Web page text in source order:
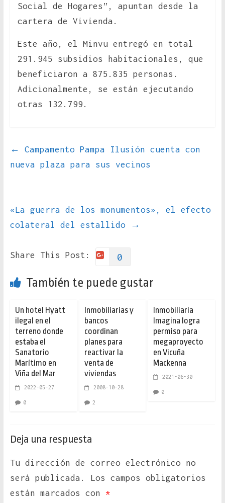
Social de Hogares”, apuntan desde la
cartera de Vivienda.
Este año, el Minvu entregó en total
291.945 subsidios habitacionales, que
beneficiaron a 875.835 personas.
Adicionalmente, se están ejecutando
otras 132.799.
←
Campamento Pampa Ilusión cuenta con
nueva plaza para sus vecinos
«La guerra de los monumentos», el efecto
colateral del estallido
→
Share This Post: 0
También te puede gustar
Un hotel Hyatt
ilegal en el
terreno donde
estaba el
Sanatorio
Marítimo en
Viña del Mar
2022-05-27
0
Inmobiliarias y
bancos
coordinan
planes para
reactivar la
venta de
viviendas
2008-10-28
2
Inmobiliaria
Imagina logra
permiso para
megaproyecto
en Vicuña
Mackenna
2021-06-30
0
Deja una respuesta
Tu dirección de correo electrónico no
será publicada.
Los campos obligatorios
están marcados con *